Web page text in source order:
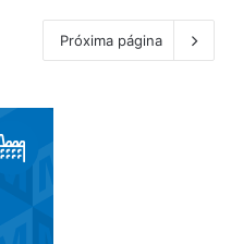
Próxima página